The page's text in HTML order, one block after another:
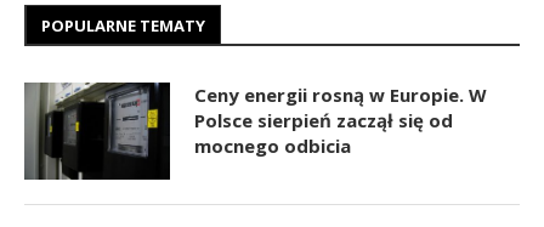
POPULARNE TEMATY
Ceny energii rosną w Europie. W
Polsce sierpień zaczął się od
mocnego odbicia